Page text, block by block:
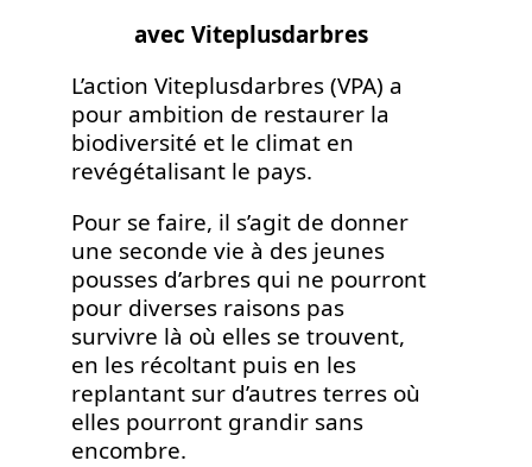
avec Viteplusdarbres
L’action Viteplusdarbres (VPA) a
pour ambition de restaurer la
biodiversité et le climat en
revégétalisant le pays.
Pour se faire, il s’agit de donner
une seconde vie à des jeunes
pousses d’arbres qui ne pourront
pour diverses raisons pas
survivre là où elles se trouvent,
en les récoltant puis en les
replantant sur d’autres terres où
elles pourront grandir sans
encombre.